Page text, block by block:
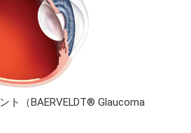
ト（BAERVELDT® Glaucoma